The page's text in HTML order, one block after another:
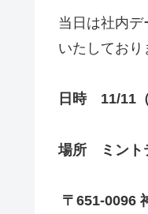
当日は社内
いたしており
日時 11/11
場所 ミント
〒651-0096